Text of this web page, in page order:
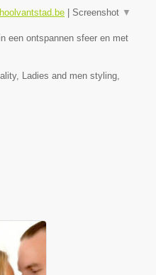
| Screenshot ▼
een ontspannen sfeer en met
Ladies and men styling,